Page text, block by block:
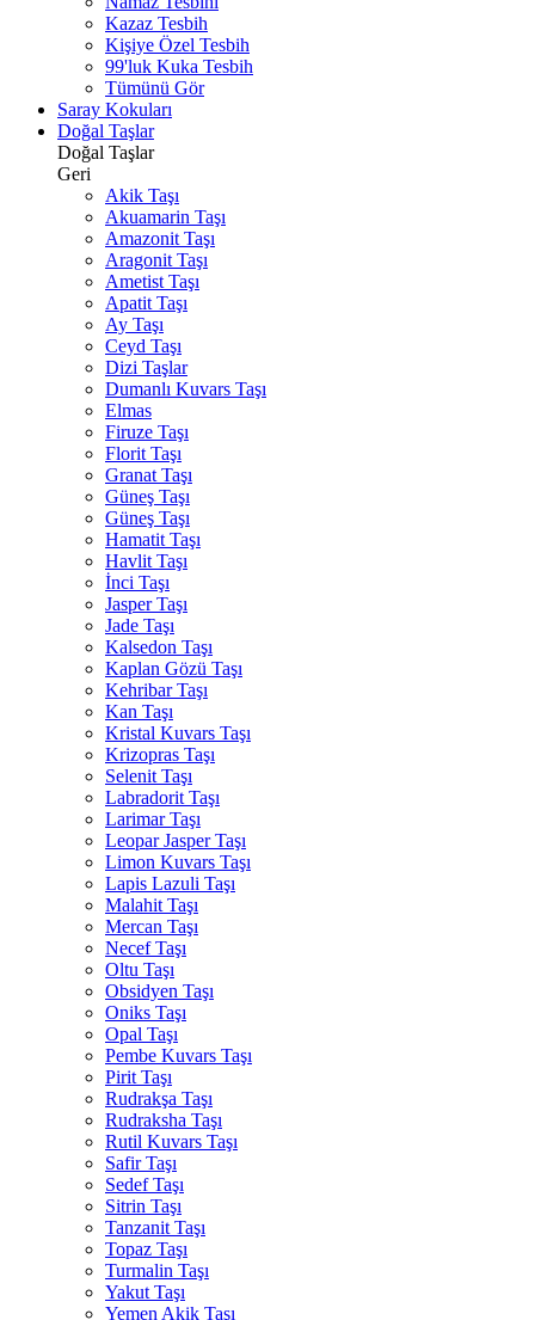
Kazaz Tesbih
Kişiye Özel Tesbih
99'luk Kuka Tesbih
Tümünü Gör
Saray Kokuları
Doğal Taşlar
Doğal Taşlar
Geri
Akik Taşı
Akuamarin Taşı
Amazonit Taşı
Aragonit Taşı
Ametist Taşı
Apatit Taşı
Ay Taşı
Ceyd Taşı
Dizi Taşlar
Dumanlı Kuvars Taşı
Elmas
Firuze Taşı
Florit Taşı
Granat Taşı
Güneş Taşı
Güneş Taşı
Hamatit Taşı
Havlit Taşı
İnci Taşı
Jasper Taşı
Jade Taşı
Kalsedon Taşı
Kaplan Gözü Taşı
Kehribar Taşı
Kan Taşı
Kristal Kuvars Taşı
Krizopras Taşı
Selenit Taşı
Labradorit Taşı
Larimar Taşı
Leopar Jasper Taşı
Limon Kuvars Taşı
Lapis Lazuli Taşı
Malahit Taşı
Mercan Taşı
Necef Taşı
Oltu Taşı
Obsidyen Taşı
Oniks Taşı
Opal Taşı
Pembe Kuvars Taşı
Pirit Taşı
Rudrakşa Taşı
Rudraksha Taşı
Rutil Kuvars Taşı
Safir Taşı
Sedef Taşı
Sitrin Taşı
Tanzanit Taşı
Topaz Taşı
Turmalin Taşı
Yakut Taşı
Yemen Akik Taşı